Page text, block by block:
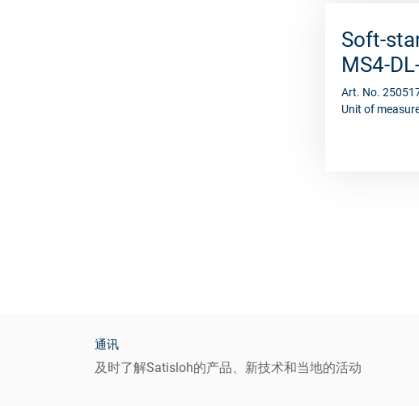
Soft-
MS4-
Art. No.
Unit of
通讯
及时了解Satisloh的产品、新技术和当地的活动